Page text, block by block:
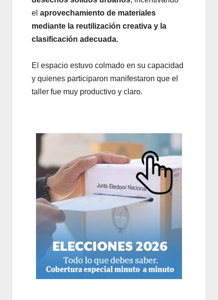
el aprovechamiento de materiales
mediante la reutilización creativa y la
clasificación adecuada.
El espacio estuvo colmado en su capacidad
y quienes participaron manifestaron que el
taller fue muy productivo y claro.